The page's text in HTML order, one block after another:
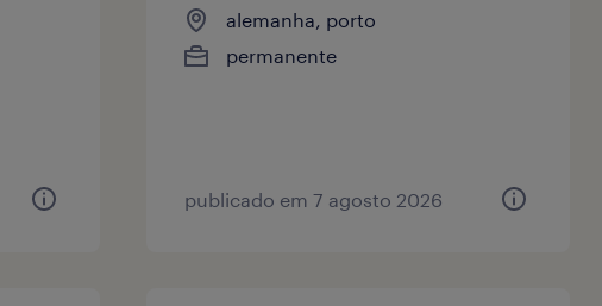
alemanha, porto
permanente
publicado em 7 agosto 2026